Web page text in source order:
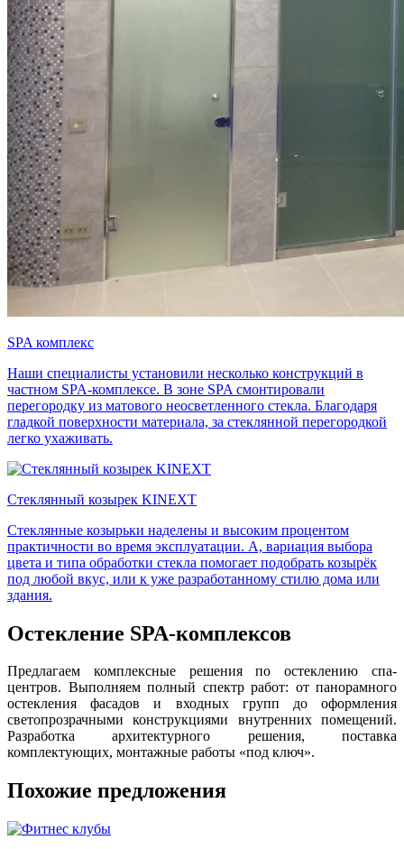
SPA комплекс
Наши специалисты установили несколько конструкций в
частном SPA-комплексе. В зоне SPA смонтировали
перегородку из матового неосветленного стекла. Благодаря
гладкой поверхности материала, за стеклянной перегородкой
легко ухаживать.
Стеклянный козырек KINEXT
Стеклянные козырьки наделены и высоким процентом
практичности во время эксплуатации. А, вариация выбора
цвета и типа обработки стекла помогает подобрать козырёк
под любой вкус, или к уже разработанному стилю дома или
здания.
Остекление SPA-комплексов
Предлагаем комплексные решения по остеклению спа-
центров. Выполняем полный спектр работ: от панорамного
остекления фасадов и входных групп до оформления
светопрозрачными конструкциями внутренних помещений.
Разработка архитектурного решения, поставка
комплектующих, монтажные работы «под ключ».
Похожие предложения